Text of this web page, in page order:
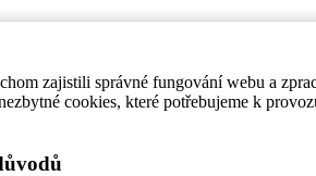
zajistili správné fungování webu a
cookies, které potřebujeme k